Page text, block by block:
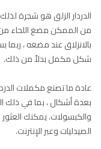
الدردار الزلق هو شجرة
من الممكن مضغ اللحاء من
بالانزلاق عند مضغه ،
شكل مكمل بدلاً من ذلك.
عادة ما تصنع مكملات
بعدة أشكال ، بما في ذلك
والكبسولات. يمكنك
الصيدليات وعبر الإنترنت.